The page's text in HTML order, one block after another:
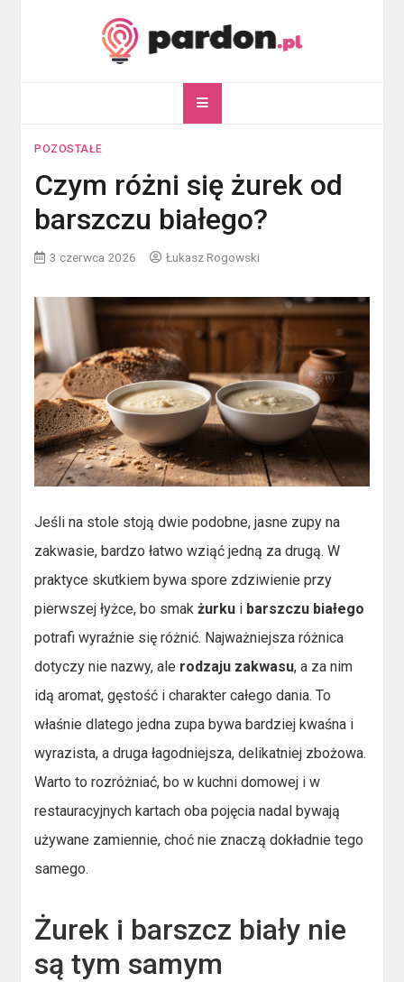
pardon.pl
POZOSTAŁE
Czym różni się żurek od
barszczu białego?
3 czerwca 2026 Łukasz Rogowski
Jeśli na stole stoją dwie podobne, jasne zupy na
zakwasie, bardzo łatwo wziąć jedną za drugą. W
praktyce skutkiem bywa spore zdziwienie przy
pierwszej łyżce, bo smakżurku i barszczu białego
potrafi wyraźnie się różnić. Najważniejsza różnica
dotyczy nie nazwy, ale rodzaju zakwasu, a za nim
idą aromat, gęstość i charakter całego dania. To
właśnie dlatego jedna zupa bywa bardziej kwaśna i
wyrazista, a druga łagodniejsza, delikatniej zbożowa.
Warto to rozróżniać, bo w kuchni domowej i w
restauracyjnych kartach oba pojęcia nadal bywają
używane zamiennie, choć nie znaczą dokładnie tego
samego.
Żurek i barszcz biały nie
są tym samym